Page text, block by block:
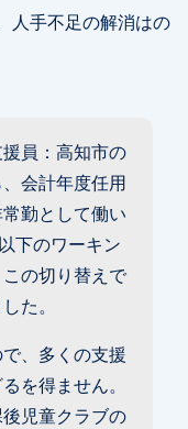
人手不足の解消はの
員：高知市の
会計年度任用
勤として働い
下のワーキン
の切り替えで
た。
、多くの支援
を得ません。
児童クラブの